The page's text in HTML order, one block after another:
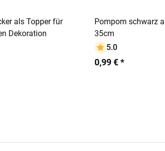
als Topper für
Dekoration
Pompom schwarz
35cm
5.0
0,99 € *